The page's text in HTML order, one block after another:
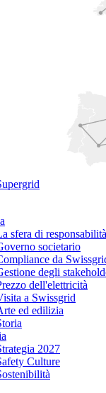
sfera di
societario
da
degli
dell'elettricità
a Swissgrid
ed edilizia
2027
Culture